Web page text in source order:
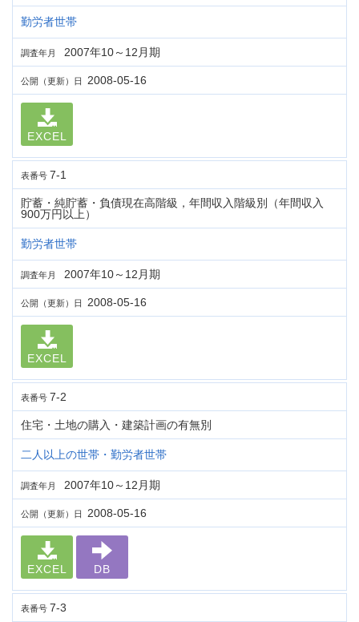
勤労者世帯
調査年月 2007年10～12月期
公開（更新）日 2008-05-16
EXCEL
表番号 7-1
貯蓄・純貯蓄・負債現在高階級，年間収入階級別（年間収入
900万円以上）
勤労者世帯
調査年月 2007年10～12月期
公開（更新）日 2008-05-16
EXCEL
表番号 7-2
住宅・土地の購入・建築計画の有無別
二人以上の世帯・勤労者世帯
調査年月 2007年10～12月期
公開（更新）日 2008-05-16
EXCEL DB
表番号 7-3